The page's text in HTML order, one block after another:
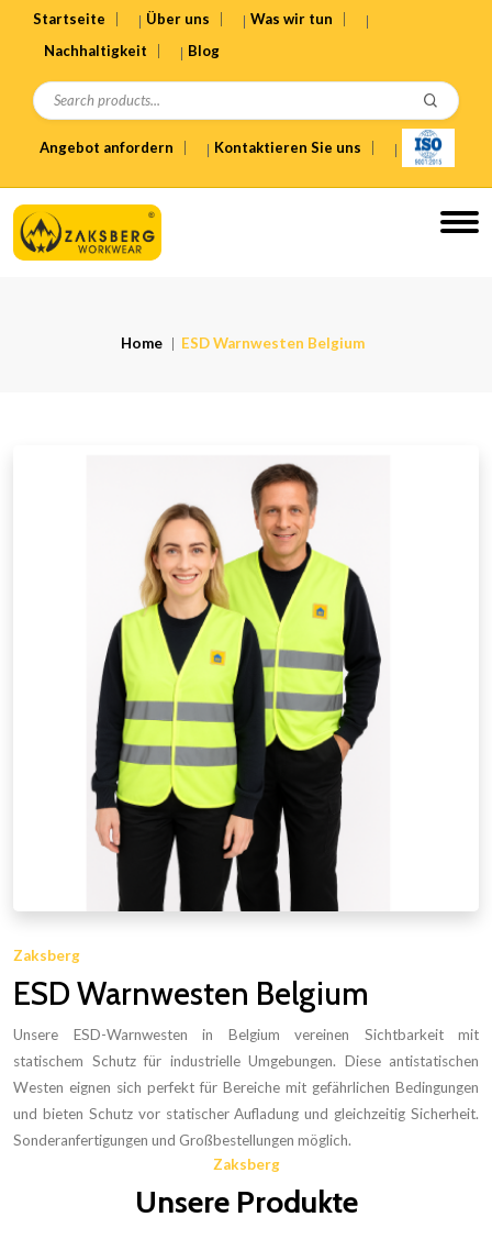
Startseite Über uns
Was wir tun
Nachhaltigkeit
Blog
Angebot anfordern Kontaktieren Sie uns
Home ESD Warnwesten Belgium
Zaksberg
ESD Warnwesten Belgium
Unsere ESD-Warnwesten in Belgium vereinen Sichtbarkeit mit
statischem Schutz für industrielle Umgebungen. Diese antistatischen
Westen eignen sich perfekt für Bereiche mit gefährlichen Bedingungen
und bieten Schutz vor statischer Aufladung und gleichzeitig Sicherheit.
Sonderanfertigungen und Großbestellungen möglich.
Zaksberg
Unsere Produkte